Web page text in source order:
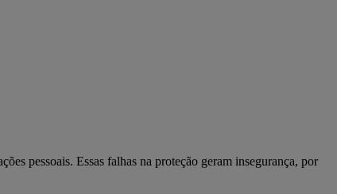
pessoais. Essas falhas na proteção geram insegurança, por